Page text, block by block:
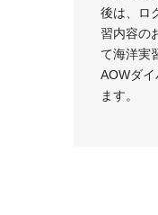
後は、ロ
習内容の
て海洋実
AOWダ
ます。